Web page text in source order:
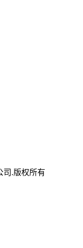
司.版权所有